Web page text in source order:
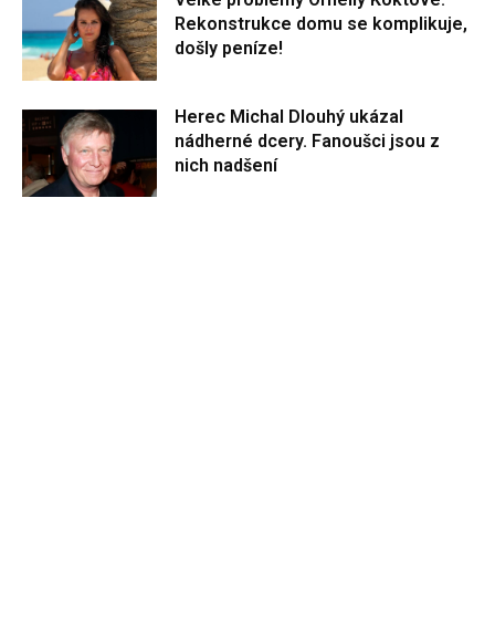
Rekonstrukce domu se komplikuje,
došly peníze!
Herec Michal Dlouhý ukázal
nádherné dcery. Fanoušci jsou z
nich nadšení